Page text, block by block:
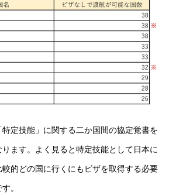
特定技能」に関する二か国間の協定覚書を
ます。よく見ると特定技能として日本に
較的どの国に行くにもビザを取得する必要
。